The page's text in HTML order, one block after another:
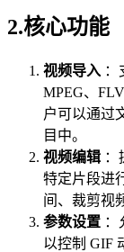
2.核心功能
视频导入 ：
MPEG、
户可以通过
目中。
视频编辑 ：
特定片段进
间、裁剪视
参数设置 ：
以控制 GIF